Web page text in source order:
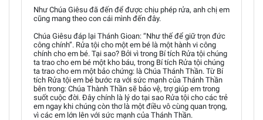
Như Chúa Giêsu đã đến để được chịu phép rửa, anh chị em
cũng mang theo con cái mình đến đây.
Chúa Giêsu đáp lại Thánh Gioan: “Như thế để giữ trọn đức
công chính”. Rửa tội cho một em bé là một hành vi công
chính cho em bé. Tại sao? Bởi vì trong Bí tích Rửa tội chúng
ta trao cho em bé một kho báu, trong Bí tích Rửa tội chúng
ta trao cho em một bảo chứng: là Chúa Thánh Thần. Từ Bí
tích Rửa tội em bé bước ra với sức mạnh của Thánh Thần
bên trong: Chúa Thành Thần sẽ bảo vệ, trợ giúp em trong
suốt cuộc đời. Đây chính là lý do tại sao Rửa tội cho các trẻ
em ngay khi chúng còn thơ là một điều vô cùng quan trọng,
vì các em lớn lên với sức mạnh của Thánh Thần.